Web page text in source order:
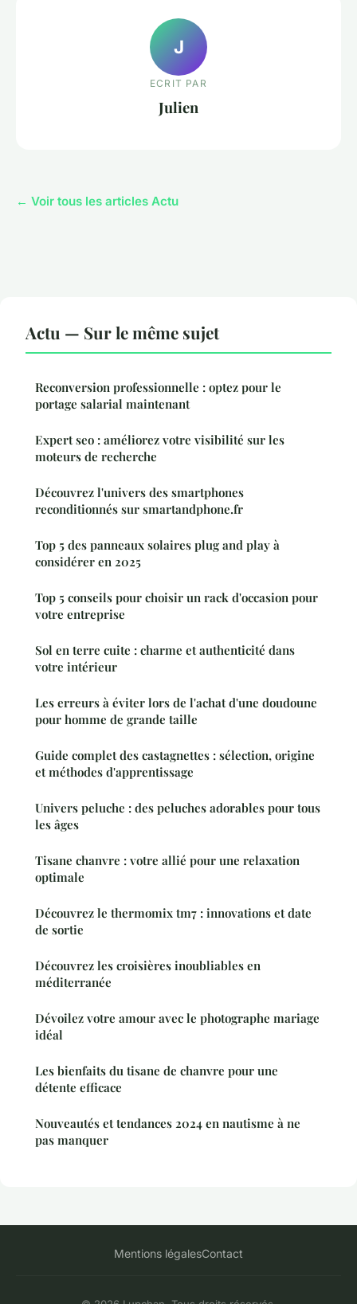
J
ECRIT PAR
Julien
← Voir tous les articles Actu
Actu — Sur le même sujet
Reconversion professionnelle : optez pour le
portage salarial maintenant
Expert seo : améliorez votre visibilité sur les
moteurs de recherche
Découvrez l'univers des smartphones
reconditionnés sur smartandphone.fr
Top 5 des panneaux solaires plug and play à
considérer en 2025
Top 5 conseils pour choisir un rack d'occasion pour
votre entreprise
Sol en terre cuite : charme et authenticité dans
votre intérieur
Les erreurs à éviter lors de l'achat d'une doudoune
pour homme de grande taille
Guide complet des castagnettes : sélection, origine
et méthodes d'apprentissage
Univers peluche : des peluches adorables pour tous
les âges
Tisane chanvre : votre allié pour une relaxation
optimale
Découvrez le thermomix tm7 : innovations et date
de sortie
Découvrez les croisières inoubliables en
méditerranée
Dévoilez votre amour avec le photographe mariage
idéal
Les bienfaits du tisane de chanvre pour une
détente efficace
Nouveautés et tendances 2024 en nautisme à ne
pas manquer
Mentions légalesContact